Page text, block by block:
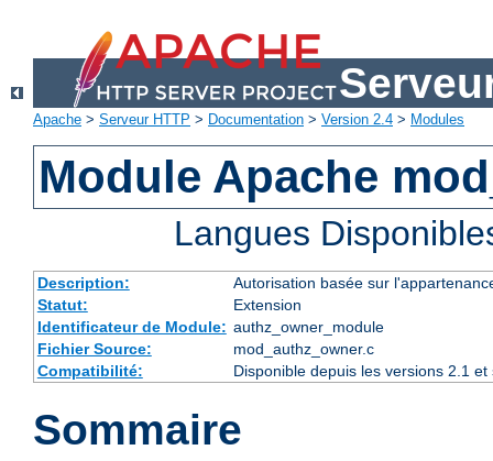
Apache > Serveur HTTP > Documentation > Version 2.4 > Modules
Module Apache
Langues
Description:
Autorisation basée sur
Statut:
Extension
Identificateur de Module: authz_owner_module
Fichier Source:
mod_authz_owner.c
Compatibilité:
Disponible depuis les versions 2.1
Sommaire